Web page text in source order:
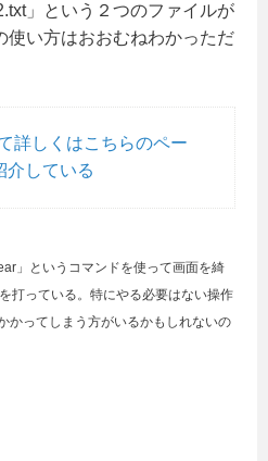
」という２つのファイルが
使い方はおおむねわかっただ
詳しくはこちらのペー
介している
」というコマンドを使って画面を綺
打っている。特にやる必要はない操作
かってしまう方がいるかもしれないの